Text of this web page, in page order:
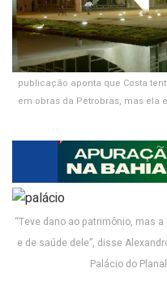
publicação aponta que Costa
em obras da Petrobras, mas ela
“Teve dano ao patrimônio, mas
e de saúde dele”, disse
Palácio do